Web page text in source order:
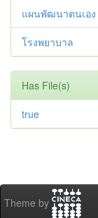
แผนพัฒนาตนเอง
โรงพยาบาล
Has File(s)
true
Theme by